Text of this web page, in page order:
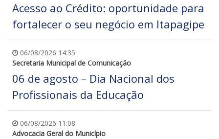
Acesso ao Crédito: oportunidade para
fortalecer o seu negócio em Itapagipe
06/08/2026 14:35
Secretaria Municipal de Comunicação
06 de agosto – Dia Nacional dos
Profissionais da Educação
06/08/2026 11:08
Advocacia Geral do Município